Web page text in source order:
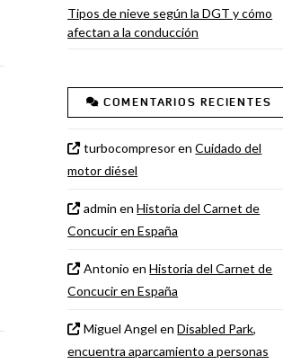
Tipos de nieve según la DGT y cómo
afectan a la conducción
COMENTARIOS RECIENTES
turbocompresorenCuidado del
motor diésel
admin enHistoria del Carnet de
Concucir en España
Antonio enHistoria del Carnet de
Concucir en España
Miguel Angel enDisabled Park,
encuentra aparcamiento a personas